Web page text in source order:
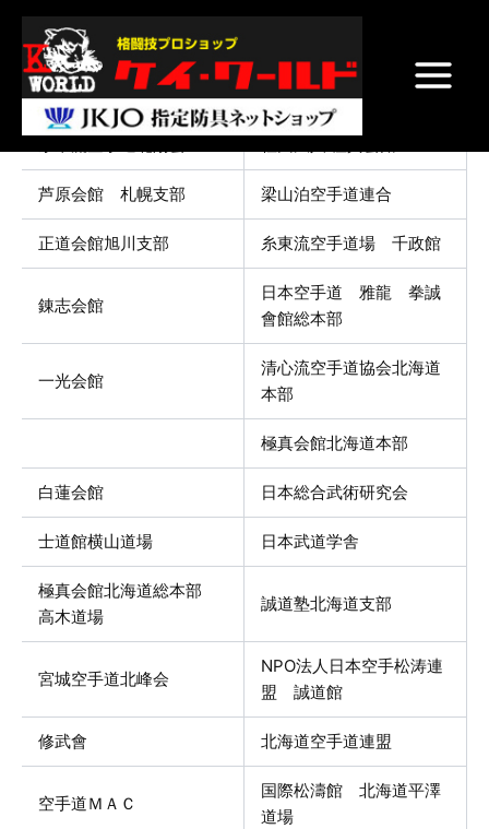
Menu
空手道
清心流空手道協会
国際空手道 修徳会 北
海道本部
芦原会館 札幌支部 梁山泊空手道連合
正道会館旭川支部 糸東流空手道場 千政館
錬志会館
日本空手道 雅龍 拳誠
會館総本部
一光会館
清心流空手道協会北海道
本部
極真会館北海道本部
白蓮会館 日本総合武術研究会
士道館横山道場 日本武道学舎
極真会館北海道総本部
高木道場
誠道塾北海道支部
宮城空手道北峰会
NPO法人日本空手松涛連
盟 誠道館
修武會 北海道空手道連盟
空手道ＭＡＣ
国際松濤館 北海道平澤
道場